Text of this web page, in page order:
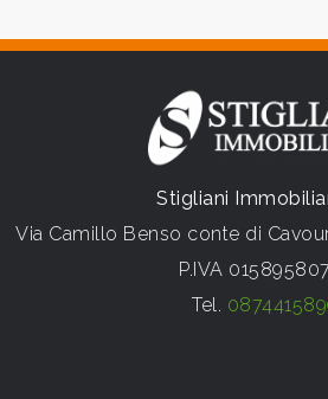
Stigliani
Via Camillo Benso conte di
P.IVA
Tel.